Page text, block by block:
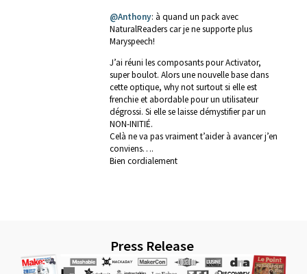
@Anthony: à quand un pack avec
NaturalReaders car je ne supporte plus
Maryspeech!
J’ai réuni les composants pour Activator,
super boulot. Alors une nouvelle base dans
cette optique, why not surtout si elle est
frenchie et abordable pour un utilisateur
dégrossi. Si elle se laisse démystifier par un
NON-INITIÉ.
Celà ne va pas vraiment t’aider à avancer j’en
conviens….
Bien cordialement
Press Release